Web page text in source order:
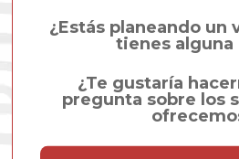
¿Estás planeando un
tienes alguna
¿Te gustaría
pregunta sobre los